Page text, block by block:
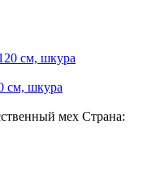
см, шкура
мех Страна: